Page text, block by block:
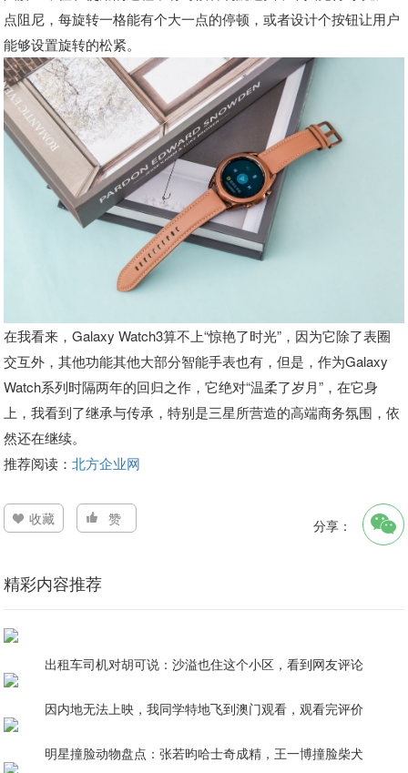
点阻尼，每旋转一格能有个大一点的停顿，或者设计个按钮让用户
能够设置旋转的松紧。
在我看来，Galaxy Watch3算不上“惊艳了时光”，因为它除了表圈
交互外，其他功能其他大部分智能手表也有，但是，作为Galaxy
Watch系列时隔两年的回归之作，它绝对“温柔了岁月”，在它身
上，我看到了继承与传承，特别是三星所营造的高端商务氛围，依
然还在继续。
推荐阅读：北方企业网
收藏 赞 分享：
精彩内容推荐
出租车司机对胡可说：沙溢也住这个小区，看到网友评论
因内地无法上映，我同学特地飞到澳门观看，观看完评价
明星撞脸动物盘点：张若昀哈士奇成精，王一博撞脸柴犬